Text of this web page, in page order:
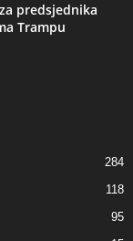
predsjednika
Trampu
284
118
95